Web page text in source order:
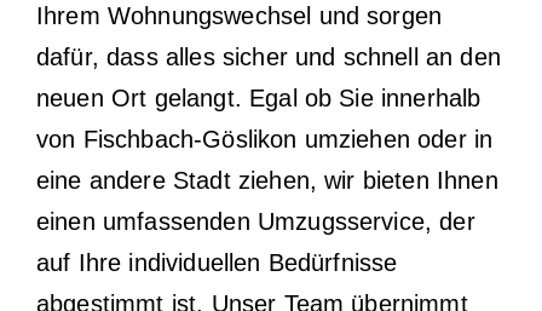
Ihrem Wohnungswechsel und sorgen
dafür, dass alles sicher und schnell an den
neuen Ort gelangt. Egal ob Sie innerhalb
von Fischbach-Göslikon umziehen oder in
eine andere Stadt ziehen, wir bieten Ihnen
einen umfassenden Umzugsservice, der
auf Ihre individuellen Bedürfnisse
abgestimmt ist. Unser Team übernimmt